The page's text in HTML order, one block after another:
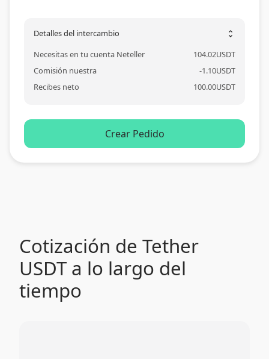
Detalles del intercambio unfold_more
Necesitas en tu cuenta Neteller 104.02USDT
Comisión nuestra
-1.10USDT
Recibes neto
100.00USDT
Crear Pedido
Cotización de Tether
USDT a lo largo del
tiempo